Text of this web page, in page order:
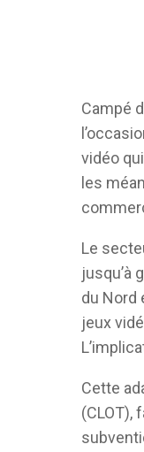
Campé
vidéo
les
Le
jusqu’à
du Nord
jeux
Cette
(CLOT),